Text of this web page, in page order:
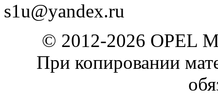
s1u@yandex.ru
© 2012-2026 OPEL
При копировании